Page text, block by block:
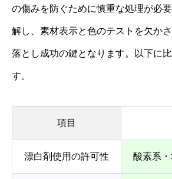
の傷みを防ぐために慎重な処理が必
解し、素材表示と色のテストを欠か
落とし成功の鍵となります。以下に
す。
項目
漂白剤使用の許可性 酸素系・